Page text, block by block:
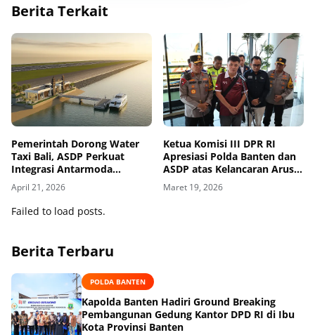
Berita Terkait
Pemerintah Dorong Water
Taxi Bali, ASDP Perkuat
Integrasi Antarmoda
Nasional
April 21, 2026
Ketua Komisi III DPR RI
Apresiasi Polda Banten dan
ASDP atas Kelancaran Arus
Mudik
Maret 19, 2026
Failed to load posts.
Berita Terbaru
POLDA BANTEN
Kapolda Banten Hadiri Ground Breaking
Pembangunan Gedung Kantor DPD RI di Ibu
Kota Provinsi Banten